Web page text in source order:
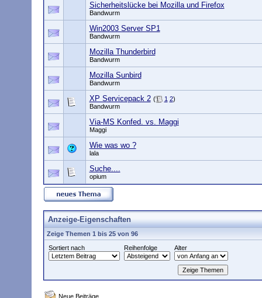
Sicherheitslücke bei Mozilla und Firefox
Bandwurm
Win2003 Server SP1
Bandwurm
Mozilla Thunderbird
Bandwurm
Mozilla Sunbird
Bandwurm
XP Servicepack 2 ( 1 2)
Bandwurm
Via-MS Konfed. vs. Maggi
Maggi
Wie was wo ?
lala
Suche....
opium
Anzeige-Eigenschaften
Zeige Themen 1 bis 25 von 96
Sortiert nach
Reihenfolge Alter
Neue Beiträge